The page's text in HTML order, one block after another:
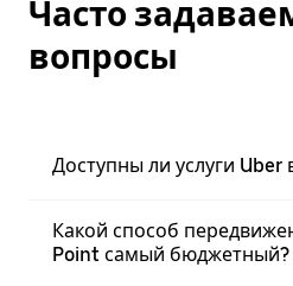
Часто
вопросы
Доступны ли услуги Uber
Какой способ
Point самый бюджетный?